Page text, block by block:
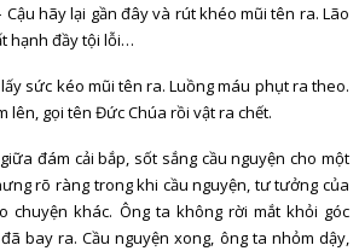
Cậu hãy lại gần đây và rút khéo mũi tên ra. Lão
hạnh đầy tội lỗi…
sức kéo mũi tên ra. Luồng máu phụt ra theo.
lên, gọi tên Đức Chúa rồi vật ra chết.
đám cải bắp, sốt sắng cầu nguyện cho một
rõ ràng trong khi cầu nguyện, tư tưởng của
chuyện khác. Ông ta không rời mắt khỏi góc
bay ra. Cầu nguyện xong, ông ta nhỏm dậy,